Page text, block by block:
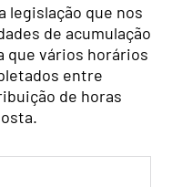
legislação que nos
de acumulação
que vários horários
entre
de horas